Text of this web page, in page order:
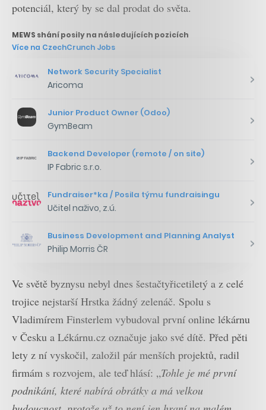
potenciál, který by se dal prodat do světa.
MEWS shání posily na následujících pozicích
Více na CzechCrunch Jobs
Network Security Specialist
Aricoma
Junior Product Owner (Odoo)
GymBeam
Backend Developer (remote / on site)
IP Fabric s.r.o.
Fundraiser*ka / Posila týmu fundraisingu
Učitel naživo, z.ú.
Business Development and Planning Analyst
Philip Morris ČR
Ve světě byznysu nebyl dnes šestačtyřicetiletý a z celé
trojice nejstarší Hrstka žádný zelenáč. Spolu s
Vladimírem Finsterlem vybudoval první online lékárnu
v Česku a Lékárnu.cz označuje jako své dítě. Před pěti
lety z ní vyskočil, založil pár menších projektů, radil
firmám s rozvojem, ale teď hlásí: „Tohle je mé první
podnikání, které nabírá obrátky a má velkou